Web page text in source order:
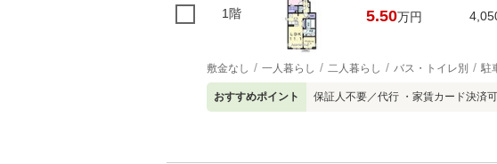
1階 5.50万円
敷金なし 一人暮らし 二人暮らし バス・トイレ別 駐
おすすめポイント 保証人不要／代行 ・家賃カード決済可